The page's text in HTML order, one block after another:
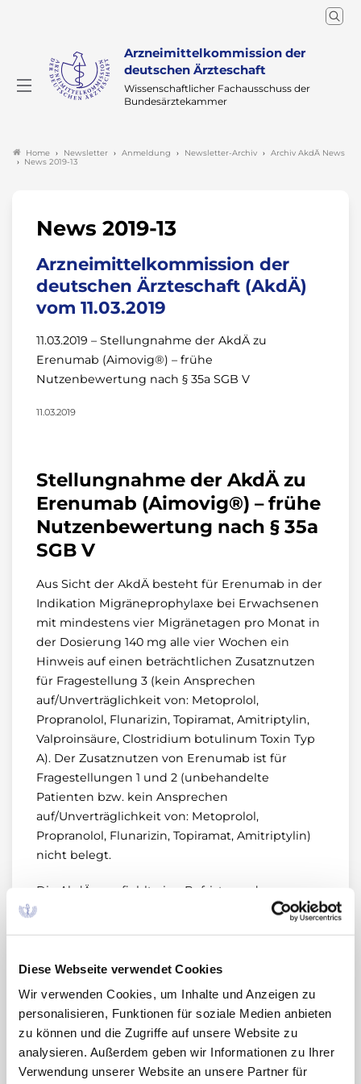
Diese Webseite verwendet Cookies
Wir verwenden Cookies, um Inhalte und Anzeigen zu
personalisieren, Funktionen für soziale Medien anbieten
zu können und die Zugriffe auf unsere Website zu
analysieren. Außerdem geben wir Informationen zu Ihrer
Verwendung unserer Website an unsere Partner für
Arzneimittelkommission der
deutschen Ärzteschaft
Wissenschaftlicher Fachausschuss der
Bundesärztekammer
Home Newsletter Anmeldung Newsletter-Archiv
Archiv AkdÄ News
News 2019-13
News 2019-13
Arzneimittelkommission der
deutschen Ärzteschaft (AkdÄ)
vom 11.03.2019
11.03.2019 – Stellungnahme der AkdÄ zu
Erenumab (Aimovig®) – frühe
Nutzenbewertung nach § 35a SGB V
11.03.2019
Stellungnahme der AkdÄ zu
Erenumab (Aimovig®) – frühe
Nutzenbewertung nach § 35a
SGB V
Aus Sicht der AkdÄ besteht für Erenumab in der
Indikation Migräneprophylaxe bei Erwachsenen
mit mindestens vier Migränetagen pro Monat in
der Dosierung 140 mg alle vier Wochen ein
Hinweis auf einen beträchtlichen Zusatznutzen
für Fragestellung 3 (kein Ansprechen
auf/Unverträglichkeit von: Metoprolol,
Propranolol, Flunarizin, Topiramat, Amitriptylin,
Valproinsäure, Clostridium botulinum Toxin Typ
A). Der Zusatznutzen von Erenumab ist für
Fragestellungen 1 und 2 (unbehandelte
Patienten bzw. kein Ansprechen
auf/Unverträglichkeit von: Metoprolol,
Propranolol, Flunarizin, Topiramat, Amitriptylin)
nicht belegt.
Die AkdÄ empfiehlt eine Befristung des
Beschlusses zur Erhebung von Langzeitdaten
der sich spezifisch gegen das
migräneauslösende Neuropeptid CGRP richtet.
Im Vergleich zu Placebo erreicht Erenumab in
Kombination mit BSC bei statistisch signifikant
mehr Patienten eine Reduktion der